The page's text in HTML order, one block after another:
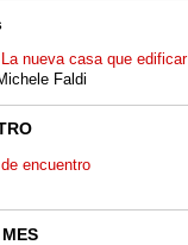
nueva casa que edificar
Faldi
encuentro